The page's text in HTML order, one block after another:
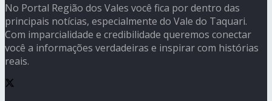
No Portal Região dos Vales você fica por dentro das
principais notícias, especialmente do Vale do Taquari.
Com imparcialidade e credibilidade queremos conectar
você a informações verdadeiras e inspirar com histórias
reais.